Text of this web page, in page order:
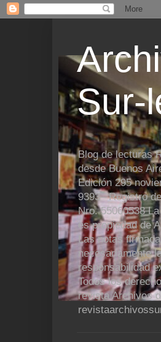
Sur-
Blog de lecturas
desde Buenos
Edición 295
9393– Registro
Nro. 55060538
es propiedad de
Las notas
necesariamente
responsabilidad
Todos los
revista Archivos